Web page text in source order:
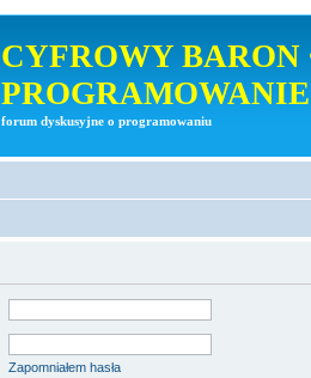
CYFROWY BARON
PROGRAMOWANIE
forum dyskusyjne o programowaniu
Zapomniałem hasła